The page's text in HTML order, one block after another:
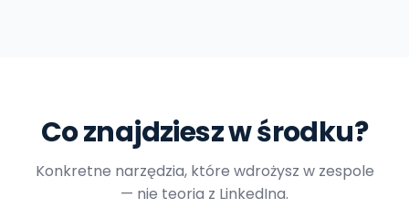
Co znajdziesz w środku?
Konkretne narzędzia, które wdrożysz w zespole
— nie teoria z LinkedIna.